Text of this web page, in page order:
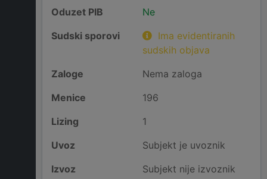
Oduzet PIB
Ne
Sudski sporovi
Ima evidentiranih
sudskih objava
Zaloge
Nema zaloga
Menice
196
Lizing
1
Uvoz
Subjekt je uvoznik
Izvoz
Subjekt nije izvoznik